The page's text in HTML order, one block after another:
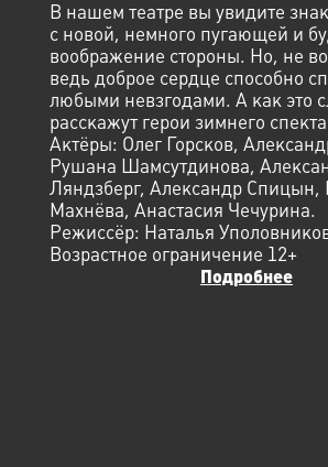
В нашем театре вы увидите
с новой, немного пугающей и
воображение стороны. Но, не
ведь доброе сердце способно
любыми невзгодами. А как это
расскажут герои зимнего
Актёры: Олег Горсков,
Рушана Шамсутдинова,
Ляндзберг, Александр Спицын,
Махнёва, Анастасия Чечурина.
Режиссёр: Наталья
Возрастное ограничение 12+
Подробнее